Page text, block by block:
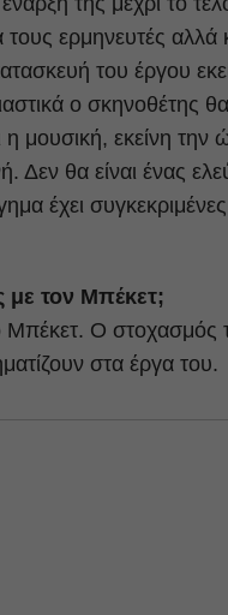
τους ερμηνευτές
του έργου
ο σκηνοθέτης
η μουσική, εκείνη
Δεν θα είναι ένας
έχει
με τον Μπέκετ;
Ο στοχασμός
στα έργα του.